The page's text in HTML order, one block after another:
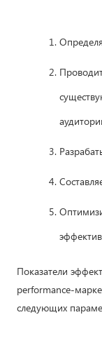
Показатели
performance-
следующих